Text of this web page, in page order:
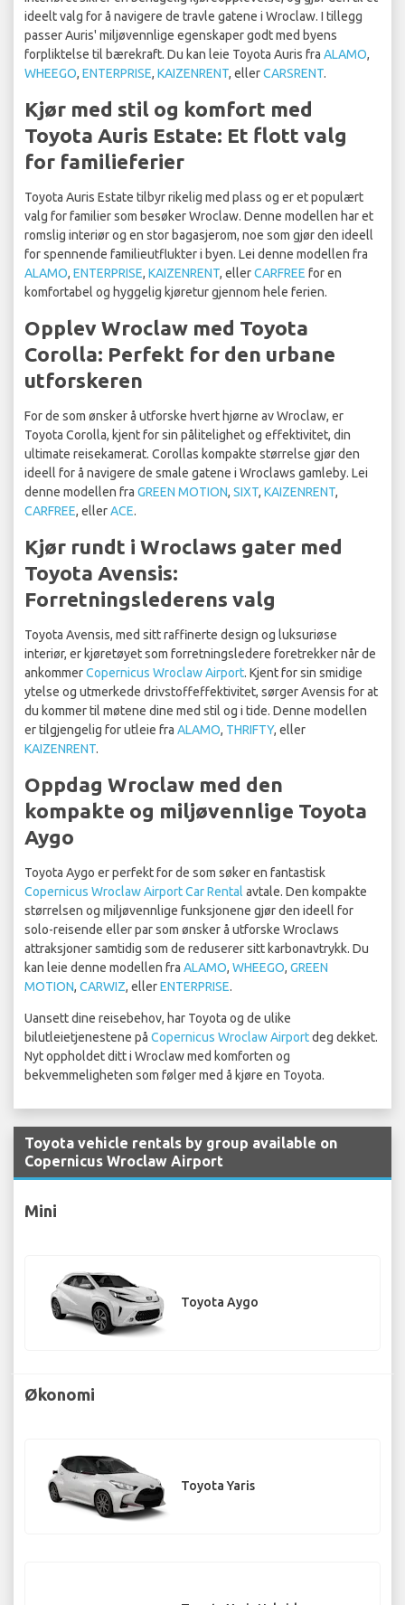
ideelt valg for å navigere de travle gatene i Wroclaw. I tillegg
passer Auris' miljøvennlige egenskaper godt med byens
forpliktelse til bærekraft. Du kan leie Toyota Auris fra ALAMO,
WHEEGO, ENTERPRISE, KAIZENRENT, ellerCARSRENT.
Kjør med stil og komfort med
Toyota Auris Estate: Et flott valg
for familieferier
Toyota Auris Estate tilbyr rikelig med plass og er et populært
valg for familier som besøker Wroclaw. Denne modellen har et
romslig interiør og en stor bagasjerom, noe som gjør den ideell
for spennende familieutflukter i byen. Lei denne modellen fra
ALAMO, ENTERPRISE, KAIZENRENT, ellerCARFREE for en
komfortabel og hyggelig kjøretur gjennom hele ferien.
Opplev Wroclaw med Toyota
Corolla: Perfekt for den urbane
utforskeren
For de som ønsker å utforske hvert hjørne av Wroclaw, er
Toyota Corolla, kjent for sin pålitelighet og effektivitet, din
ultimate reisekamerat. Corollas kompakte størrelse gjør den
ideell for å navigere de smale gatene i Wroclaws gamleby. Lei
denne modellen fra GREEN MOTION, SIXT, KAIZENRENT,
CARFREE, ellerACE.
Kjør rundt i Wroclaws gater med
Toyota Avensis:
Forretningslederens valg
Toyota Avensis, med sitt raffinerte design og luksuriøse
interiør, er kjøretøyet som forretningsledere foretrekker når de
ankommerCopernicus Wroclaw Airport. Kjent for sin smidige
ytelse og utmerkede drivstoffeffektivitet, sørger Avensis for at
du kommer til møtene dine med stil og i tide. Denne modellen
er tilgjengelig for utleie fra ALAMO, THRIFTY, eller
KAIZENRENT.
Oppdag Wroclaw med den
kompakte og miljøvennlige Toyota
Aygo
Toyota Aygo er perfekt for de som søker en fantastisk
Copernicus Wroclaw Airport Car Rental avtale. Den kompakte
størrelsen og miljøvennlige funksjonene gjør den ideell for
solo-reisende eller par som ønsker å utforske Wroclaws
attraksjoner samtidig som de reduserer sitt karbonavtrykk. Du
kan leie denne modellen fra ALAMO, WHEEGO, GREEN
MOTION, CARWIZ, ellerENTERPRISE.
Uansett dine reisebehov, har Toyota og de ulike
bilutleietjenestene på Copernicus Wroclaw Airportdeg dekket.
Nyt oppholdet ditt i Wroclaw med komforten og
bekvemmeligheten som følger med å kjøre en Toyota.
Toyota vehicle rentals by group available on
Copernicus Wroclaw Airport
Mini
Toyota Aygo
Økonomi
Toyota Yaris